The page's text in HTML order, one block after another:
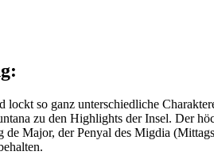
lockt so ganz unterschiedliche
zu den Highlights der Insel. Der
de Major, der Penyal des Migdia